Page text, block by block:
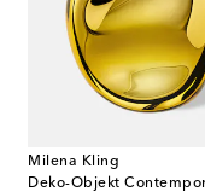
Milena Kling